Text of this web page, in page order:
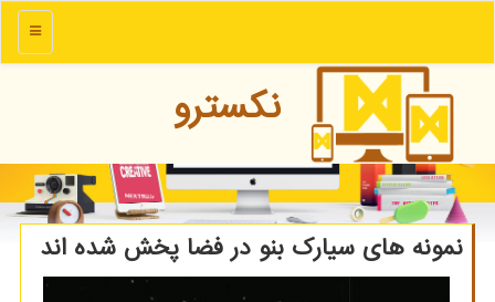
منو
نكسترو
نمونه های سیارك بنو در فضا پخش شده اند